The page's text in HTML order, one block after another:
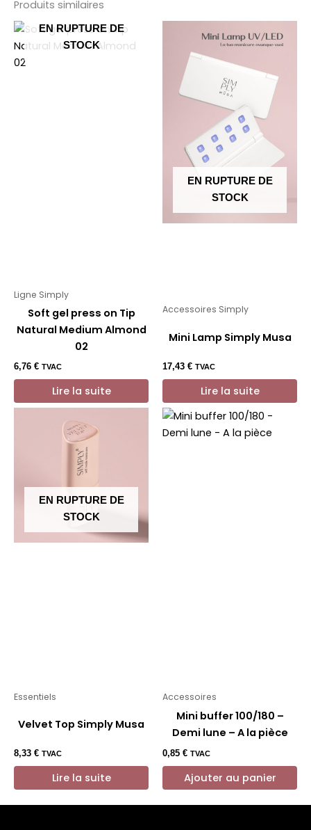
Produits similaires
EN RUPTURE DE
STOCK
Ligne Simply
Soft gel press on Tip
Natural Medium Almond
02
6,76 € TVAC
Lire la suite
EN RUPTURE DE
STOCK
Accessoires Simply
Mini Lamp Simply Musa
17,43 € TVAC
Lire la suite
EN RUPTURE DE
STOCK
Essentiels
Velvet Top Simply Musa
8,33 € TVAC
Lire la suite
Accessoires
Mini buffer 100/180 –
Demi lune – A la pièce
0,85 € TVAC
Ajouter au panier